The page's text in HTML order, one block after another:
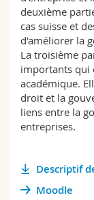
deuxième
cas suisse et
d'améliorer la
La troisième
importants qui
académique.
droit et la
liens entre la
entreprises.
Descriptif
Moodle